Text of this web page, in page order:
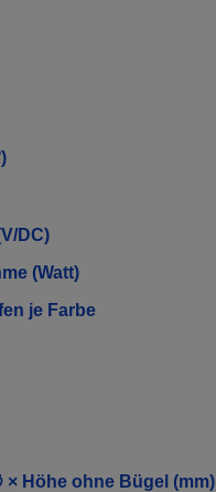
DC)
(Watt)
je Farbe
Höhe ohne Bügel (mm)